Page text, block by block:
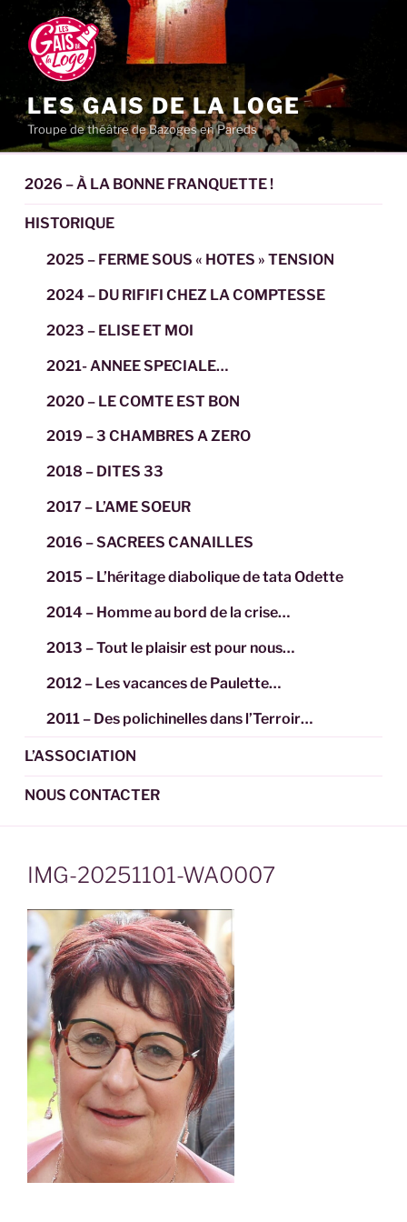
contenu
principal
LES GAIS DE LA LOGE
Troupe de théâtre de Bazoges en Pareds
2026 – À LA BONNE FRANQUETTE !
HISTORIQUE
2025 – FERME SOUS « HOTES » TENSION
2024 – DU RIFIFI CHEZ LA COMPTESSE
2023 – ELISE ET MOI
2021- ANNEE SPECIALE…
2020 – LE COMTE EST BON
2019 – 3 CHAMBRES A ZERO
2018 – DITES 33
2017 – L’AME SOEUR
2016 – SACREES CANAILLES
2015 – L’héritage diabolique de tata Odette
2014 – Homme au bord de la crise…
2013 – Tout le plaisir est pour nous…
2012 – Les vacances de Paulette…
2011 – Des polichinelles dans l’Terroir…
L’ASSOCIATION
NOUS CONTACTER
IMG-20251101-WA0007